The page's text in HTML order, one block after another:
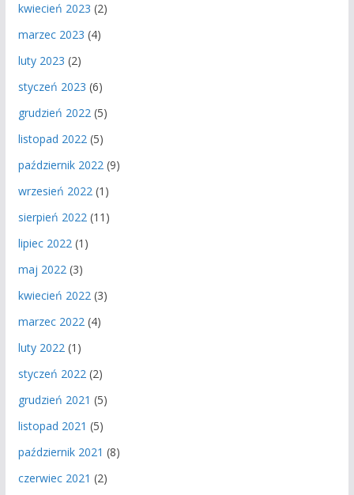
kwiecień 2023 (2)
marzec 2023 (4)
luty 2023 (2)
styczeń 2023 (6)
grudzień 2022 (5)
listopad 2022 (5)
październik 2022 (9)
wrzesień 2022 (1)
sierpień 2022 (11)
lipiec 2022 (1)
maj 2022 (3)
kwiecień 2022 (3)
marzec 2022 (4)
luty 2022 (1)
styczeń 2022 (2)
grudzień 2021 (5)
listopad 2021 (5)
październik 2021 (8)
czerwiec 2021 (2)